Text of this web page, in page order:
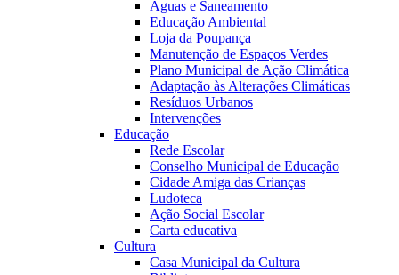
Águas e Saneamento
Educação Ambiental
Loja da Poupança
Manutenção de Espaços Verdes
Plano Municipal de Ação Climática
Adaptação às Alterações Climáticas
Resíduos Urbanos
Intervenções
Educação
Rede Escolar
Conselho Municipal de Educação
Cidade Amiga das Crianças
Ludoteca
Ação Social Escolar
Carta educativa
Cultura
Casa Municipal da Cultura